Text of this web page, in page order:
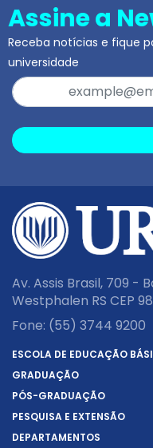
Assine a
Receba notícias e fique
universidade
Av. Assis Brasil, 709 -
Westphalen RS CEP
Fone: (55) 3744 9200
ESCOLA DE EDUCAÇÃO
GRADUAÇÃO
PÓS-GRADUAÇÃO
PESQUISA E EXTENSÃO
DEPARTAMENTOS